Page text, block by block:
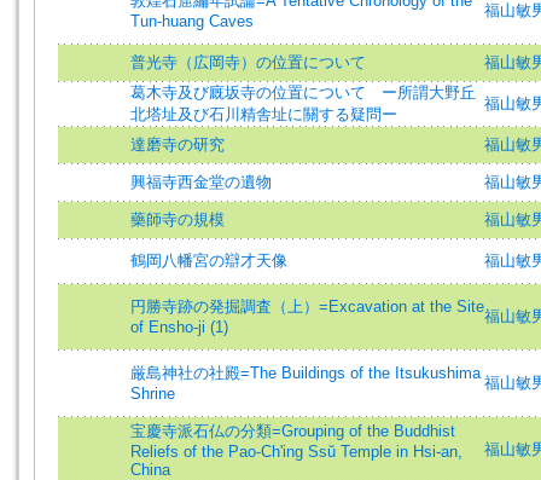
Tun-huang Caves
福山敏
普光寺（広岡寺）の位置について
福山敏
葛木寺及び廐坂寺の位置について ー所謂大野丘
北塔址及び石川精舎址に關する疑問ー
福山敏
達磨寺の研究 福山敏
興福寺西金堂の遺物 福山敏
藥師寺の規模 福山敏
鶴岡八幡宮の辯才天像 福山敏
円勝寺跡の発掘調査（上）=Excavation at the Site
of Ensho-ji (1)
福山敏
厳島神社の社殿=The Buildings of the Itsukushima
Shrine
福山敏
宝慶寺派石仏の分類=Grouping of the Buddhist
Reliefs of the Pao-Ch'ing Ssŭ Temple in Hsi-an,
China
福山敏